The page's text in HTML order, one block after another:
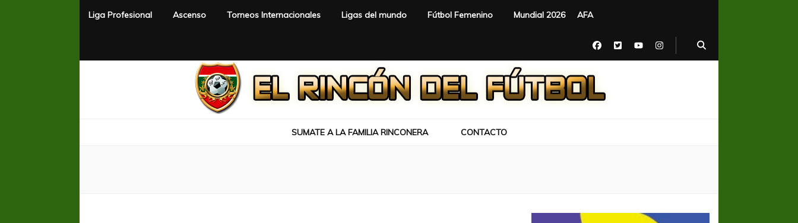
Liga Profesional Ascenso Torneos Internacionales Ligas del mundo Fútbol Femenino Mundial 2026 AFA
SUMATE A LA FAMILIA RINCONERA CONTACTO